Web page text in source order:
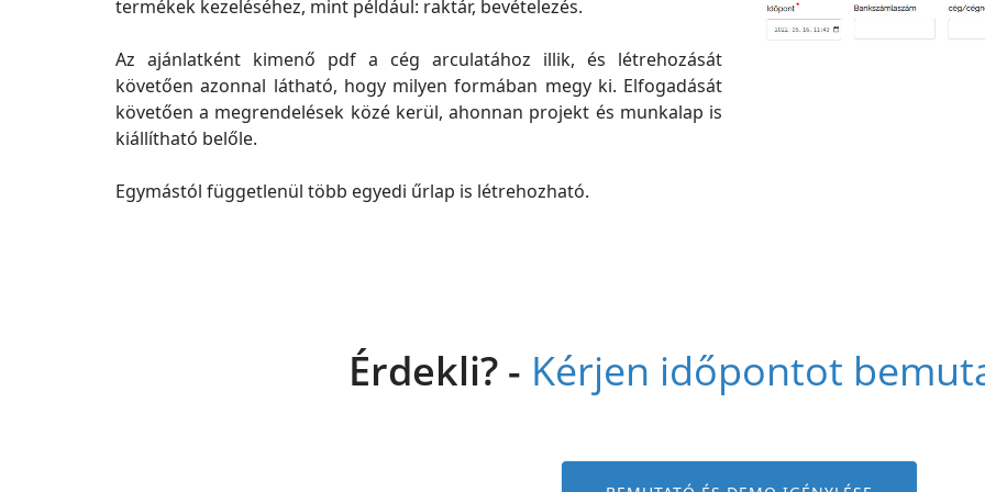
termékek kezeléséhez, mint például: raktár, bevételezés.
Az ajánlatként kimenő pdf a cég arculatához illik, és létrehozását
követően azonnal látható, hogy milyen formában megy ki. Elfogadását
követően a megrendelések közé kerül, ahonnan projekt és munkalap is
kiállítható belőle.
Egymástól függetlenül több egyedi űrlap is létrehozható.
Érdekli? - Kérjen időpontot